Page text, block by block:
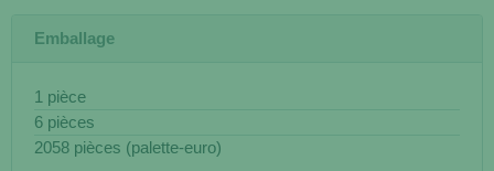
Emballage
1 pièce
6 pièces
2058 pièces (palette-euro)